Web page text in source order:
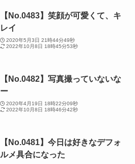
【No.0483】笑顔が可愛くて、キ
レイ
2020年5月3日 21時44分49秒
2022年10月8日 18時45分53秒
【No.0482】写真撮っていないな
ー
2020年4月19日 18時22分09秒
2022年10月8日 18時46分42秒
【No.0481】今日は好きなデフォ
ルメ具合になった